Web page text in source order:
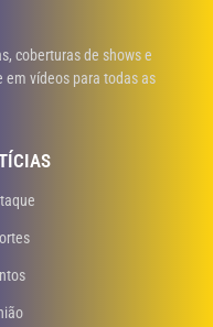
coberturas de shows e
em vídeos para todas as